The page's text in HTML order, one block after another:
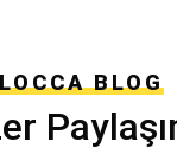
LOCCA BLOG